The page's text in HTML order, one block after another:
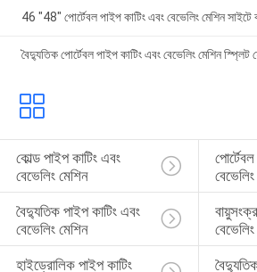
46 "48" পোর্টেবল পাইপ কাটিং এবং বেভেলিং মেশিন সাইটে
বৈদ্যুতিক পোর্টেবল পাইপ কাটিং এবং বেভেলিং মেশিন
কোল্ড পাইপ কাটিং এবং
বেভেলিং মেশিন
বৈদ্যুতিক পাইপ কাটিং এবং
বেভেলিং মেশিন
হাইড্রোলিক পাইপ কাটিং